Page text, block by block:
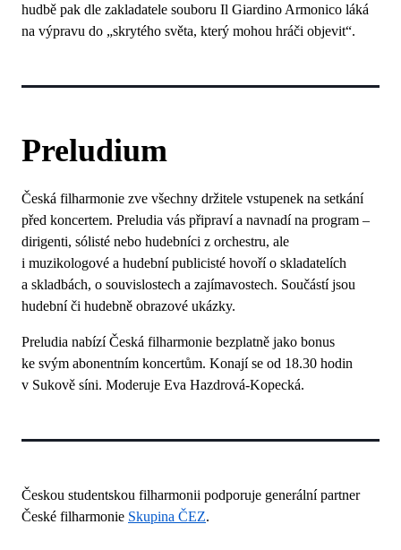
hudbě pak dle zakladatele souboru Il Giardino Armonico láká
na výpravu do „skrytého světa, který mohou hráči objevit“.
Preludium
Česká filharmonie zve všechny držitele vstupenek na setkání
před koncertem. Preludia vás připraví a navnadí na program –
dirigenti, sólisté nebo hudebníci z orchestru, ale
i muzikologové a hudební publicisté hovoří o skladatelích
a skladbách, o souvislostech a zajímavostech. Součástí jsou
hudební či hudebně obrazové ukázky.
Preludia nabízí Česká filharmonie bezplatně jako bonus
ke svým abonentním koncertům. Konají se od 18.30 hodin
v Sukově síni. Moderuje Eva Hazdrová-Kopecká.
Českou studentskou filharmonii podporuje generální partner
České filharmonie Skupina ČEZ.